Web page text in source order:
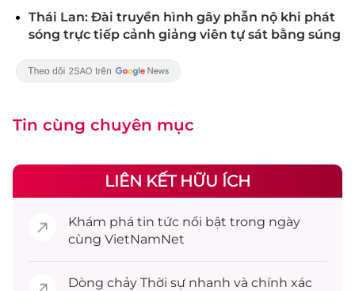
Thái Lan: Đài truyền hình gây phẫn nộ khi phát
sóng trực tiếp cảnh giảng viên tự sát bằng súng
Tin cùng chuyên mục
LIÊN KẾT HỮU ÍCH
Khám phá tin tức nổi bật trong ngày
cùng VietNamNet
Dòng chảy Thời sự nhanh và chính xác